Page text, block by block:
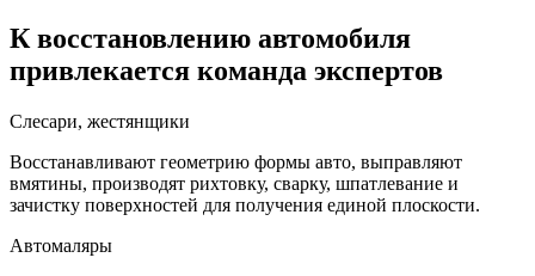
К восстановлению автомобиля
привлекается команда экспертов
Слесари, жестянщики
Восстанавливают геометрию формы авто, выправляют
вмятины, производят рихтовку, сварку, шпатлевание и
зачистку поверхностей для получения единой плоскости.
Автомаляры